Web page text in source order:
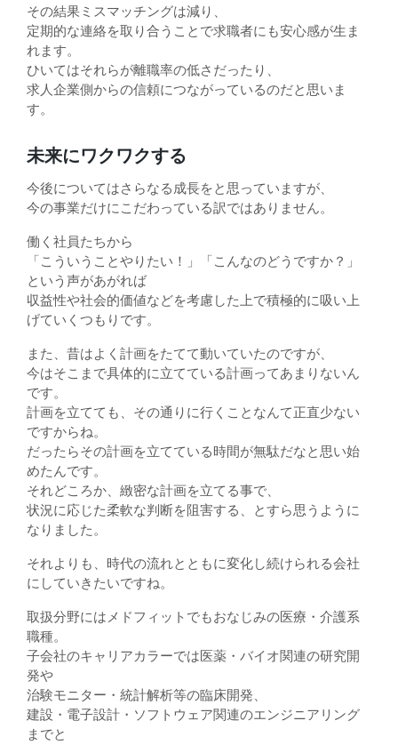
その結果ミスマッチングは減り、
定期的な連絡を取り合うことで求職者にも安心感が生ま
れます。
ひいてはそれらが離職率の低さだったり、
求人企業側からの信頼につながっているのだと思いま
す。
未来にワクワクする
今後についてはさらなる成長をと思っていますが、
今の事業だけにこだわっている訳ではありません。
働く社員たちから
「こういうことやりたい！」「こんなのどうですか？」
という声があがれば
収益性や社会的価値などを考慮した上で積極的に吸い上
げていくつもりです。
また、昔はよく計画をたてて動いていたのですが、
今はそこまで具体的に立てている計画ってあまりないん
です。
計画を立てても、その通りに行くことなんて正直少ない
ですからね。
だったらその計画を立てている時間が無駄だなと思い始
めたんです。
それどころか、緻密な計画を立てる事で、
状況に応じた柔軟な判断を阻害する、とすら思うように
なりました。
それよりも、時代の流れとともに変化し続けられる会社
にしていきたいですね。
取扱分野にはメドフィットでもおなじみの医療・介護系
職種。
子会社のキャリアカラーでは医薬・バイオ関連の研究開
発や
治験モニター・統計解析等の臨床開発、
建設・電子設計・ソフトウェア関連のエンジニアリング
までと